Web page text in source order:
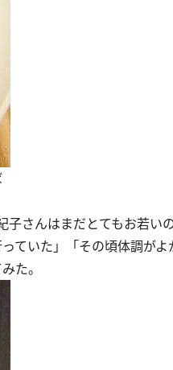
さんはまだとてもお若い
ていた」「その頃体調が
た。